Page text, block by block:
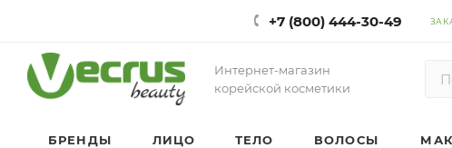
+7 (800) 444-30-49
Интернет-магазин
корейской косметики
БРЕНДЫ ЛИЦО ТЕЛО ВОЛОСЫ